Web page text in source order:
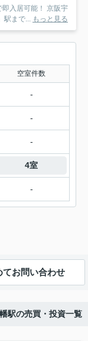
即入居可能！ 京阪宇
駅まで... もっと見る
空室件数
-
-
-
4室
-
てお問い合わせ
駅の売買・投資一覧